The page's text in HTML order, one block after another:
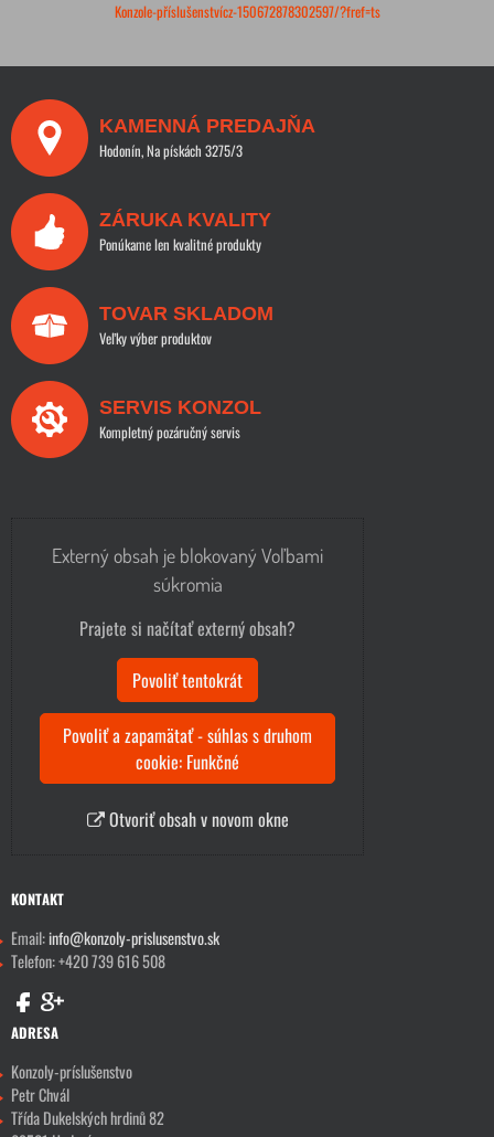
Konzole-příslušenstvícz-150672878302597/?fref=ts
KAMENNÁ PREDAJŇA
Hodonín, Na pískách 3275/3
ZÁRUKA KVALITY
Ponúkame len kvalitné produkty
TOVAR SKLADOM
Veľky výber produktov
SERVIS KONZOL
Kompletný pozáručný servis
Externý obsah je blokovaný Voľbami
súkromia
Prajete si načítať externý obsah?
Povoliť tentokrát
Povoliť a zapamätať - súhlas s druhom
cookie: Funkčné
Otvoriť obsah v novom okne
KONTAKT
Email:info@konzoly-prislusenstvo.sk
Telefon: +420 739 616 508
ADRESA
Konzoly-príslušenstvo
Petr Chvál
Třída Dukelských hrdinů 82